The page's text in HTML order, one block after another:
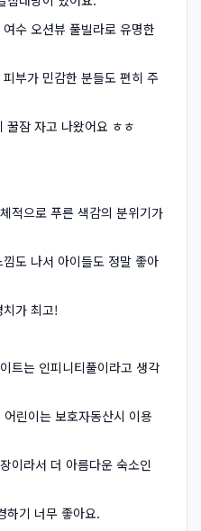
수 오션뷰 풀빌라로 유명한
부가 민감한 분들도 편히 주
꿀잠 자고 나왔어요 ㅎㅎ
적으로 푸른 색감의 분위기가
도 나서 아이들도 정말 좋아
가 최고!
트는 인피니티풀이라고 생각
린이는 보호자동산시 이용
이라서 더 아름다운 숙소인
하기 너무 좋아요.